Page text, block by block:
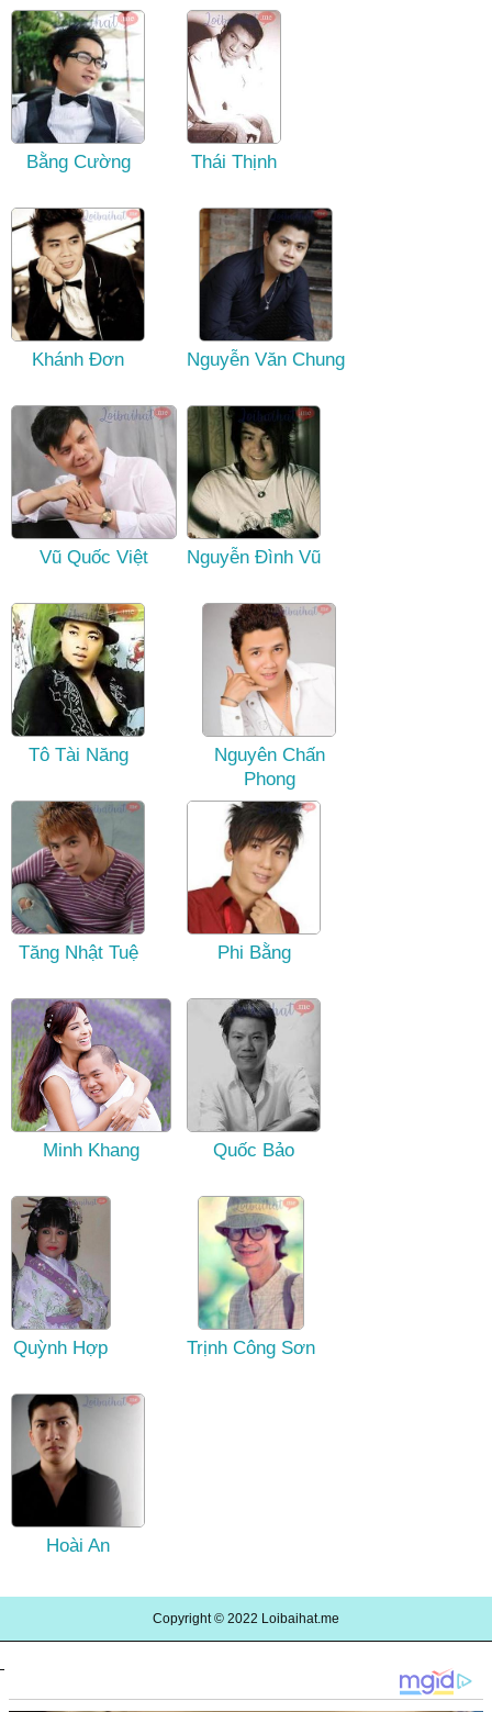
Bằng Cường Thái Thịnh
Khánh Đơn Nguyễn Văn Chung
Vũ Quốc Việt Nguyễn Đình Vũ
Tô Tài Năng
Nguyên Chấn
Phong
Tăng Nhật Tuệ Phi Bằng
Minh Khang Quốc Bảo
Quỳnh Hợp Trịnh Công Sơn
Hoài An
Copyright © 2022 Loibaihat.me